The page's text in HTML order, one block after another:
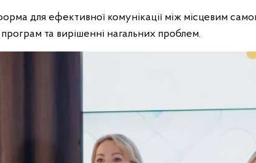
для ефективної комунікації між місцевим
та вирішенні нагальних проблем.